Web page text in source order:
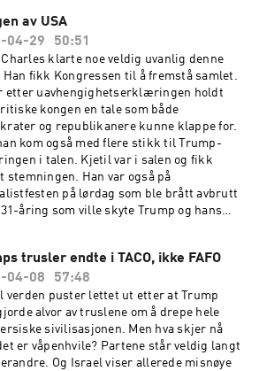
og programleder Kristoffer
Produsent: Peter Daatland. Foto:
Vucci/AP Photo. Grafikk: Christen
av USA
04-29
50:51
Charles klarte noe veldig uvanlig denne
Han fikk Kongressen til å fremstå samlet.
etter uavhengighetserklæringen holdt
kongen en tale som både
og republikanere kunne klappe for.
kom også med flere stikk til Trump-
i talen. Kjetil var i salen og fikk
stemningen. Han var også på
på lørdag som ble brått avbrutt
31-åring som ville skyte Trump og hans
og hvordan Iran-krigen kan koste
et flertall i Senatet. Med kommentator
Pletten, korrespondent Kjetil
og programleder Kristoffer
Produsent: Peter Daatland. Foto:
Julia Demaree Nikhinson
trusler endte i TACO, ikke FAFO
04-08
57:48
verden puster lettet ut etter at Trump
alvor av truslene om å drepe hele
sivilisasjonen. Men hva skjer nå
er våpenhvile? Partene står veldig langt
Og Israel viser allerede misnøye